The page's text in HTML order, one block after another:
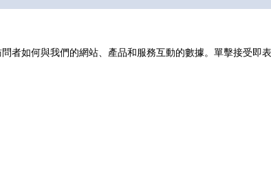
者如何與我們的網站、產品和服務互動的數據。單擊接受即